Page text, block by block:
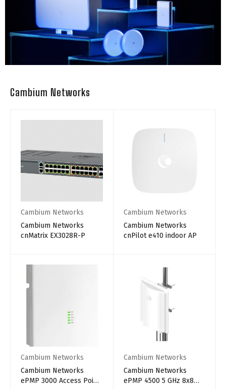
Cambium Networks
Cambium Networks
Cambium Networks
cnMatrix EX3028R-P
Cambium Networks
Cambium Networks
cnPilot e410 indoor AP
Cambium Networks
Cambium Networks
ePMP 3000 Access Point,
Cambium Networks
Cambium Networks
ePMP 4500 5 GHz 8x8